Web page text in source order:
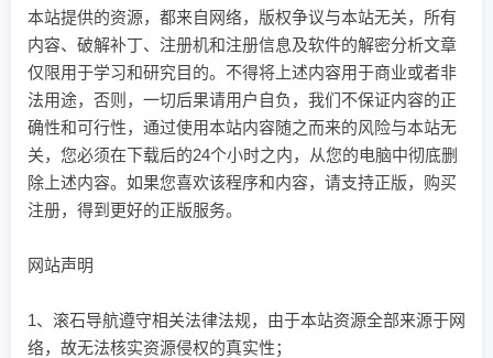
本站提供的资源，都来自网络，版权争议与本站无关，所有
内容、破解补丁、注册机和注册信息及软件的解密分析文章
仅限用于学习和研究目的。不得将上述内容用于商业或者非
法用途，否则，一切后果请用户自负，我们不保证内容的正
确性和可行性，通过使用本站内容随之而来的风险与本站无
关，您必须在下载后的24个小时之内，从您的电脑中彻底删
除上述内容。如果您喜欢该程序和内容，请支持正版，购买
注册，得到更好的正版服务。
网站声明
1、滚石导航遵守相关法律法规，由于本站资源全部来源于网
络，故无法核实资源侵权的真实性；